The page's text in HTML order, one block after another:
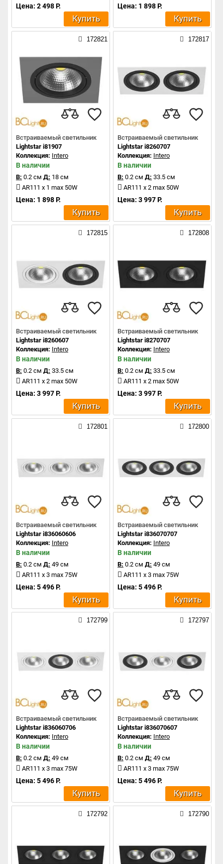
Цена: 2 498 Р.
Купить
Цена: 1 898 Р.
Купить
172821
Встраиваемый светильник
Lightstar i81907
Коллекция: Intero
В наличии
В: 0.2 см Д: 18 см
AR111 x 1 max 50W
Цена: 1 898 Р.
Купить
172817
Встраиваемый светильник
Lightstar i8260707
Коллекция: Intero
В наличии
В: 0.2 см Д: 33.5 см
AR111 x 2 max 50W
Цена: 3 997 Р.
Купить
172815
Встраиваемый светильник
Lightstar i8260607
Коллекция: Intero
В наличии
В: 0.2 см Д: 33.5 см
AR111 x 2 max 50W
Цена: 3 997 Р.
Купить
172808
Встраиваемый светильник
Lightstar i8270707
Коллекция: Intero
В наличии
В: 0.2 см Д: 33.5 см
AR111 x 2 max 50W
Цена: 3 997 Р.
Купить
172801
Встраиваемый светильник
Lightstar i836060606
Коллекция: Intero
В наличии
В: 0.2 см Д: 49 см
AR111 x 3 max 75W
Цена: 5 496 Р.
Купить
172800
Встраиваемый светильник
Lightstar i836070707
Коллекция: Intero
В наличии
В: 0.2 см Д: 49 см
AR111 x 3 max 75W
Цена: 5 496 Р.
Купить
172799
Встраиваемый светильник
Lightstar i836060706
Коллекция: Intero
В наличии
В: 0.2 см Д: 49 см
AR111 x 3 max 75W
Цена: 5 496 Р.
Купить
172797
Встраиваемый светильник
Lightstar i836070607
Коллекция: Intero
В наличии
В: 0.2 см Д: 49 см
AR111 x 3 max 75W
Цена: 5 496 Р.
Купить
172792 172790